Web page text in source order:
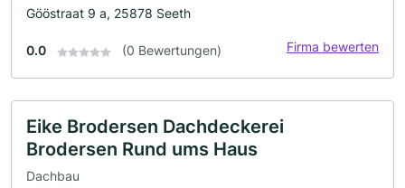
Gööstraat 9 a, 25878 Seeth
0.0 (0 Bewertungen) Firma bewerten
Eike Brodersen Dachdeckerei
Brodersen Rund ums Haus
Dachbau